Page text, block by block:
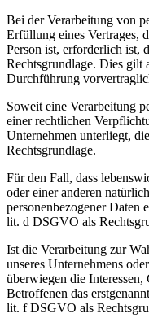
Bei der Verarbeitung von
Erfüllung eines Vertrages,
Person ist, erforderlich ist,
Rechtsgrundlage. Dies gilt
Durchführung
Soweit eine Verarbeitung
einer rechtlichen
Unternehmen unterliegt,
Rechtsgrundlage.
Für den Fall, dass
oder einer anderen
personenbezogener Daten
lit. d DSGVO als
Ist die Verarbeitung zur
unseres Unternehmens
überwiegen die
Betroffenen das
lit. f DSGVO als